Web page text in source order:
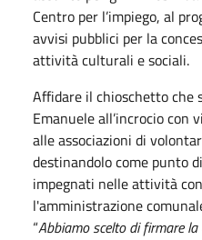
Centro per l’impiego, al
avvisi pubblici per la
attività culturali e sociali.
Affidare il chioschetto che
Emanuele all’incrocio con
alle associazioni di
destinandolo come punto
impegnati nelle attività
l'amministrazione
“Abbiamo scelto di firmare la